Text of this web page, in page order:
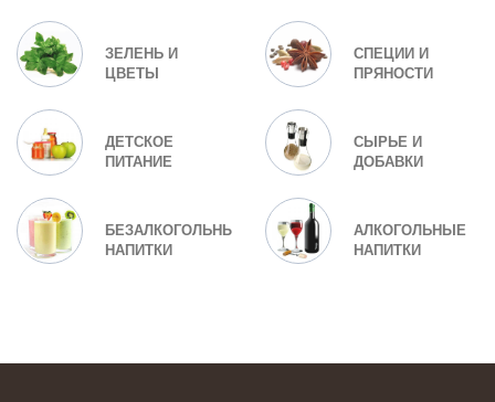
ЗЕЛЕНЬ И
ЦВЕТЫ
СПЕЦИИ И
ПРЯНОСТИ
ДЕТСКОЕ
ПИТАНИЕ
СЫРЬЕ И
ДОБАВКИ
БЕЗАЛКОГОЛЬНЫЕ
НАПИТКИ
АЛКОГОЛЬНЫЕ
НАПИТКИ